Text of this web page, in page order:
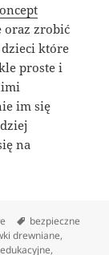
oraz zrobić
które
proste i
im się
na
Tagi
bezpieczne
drewniane,
,